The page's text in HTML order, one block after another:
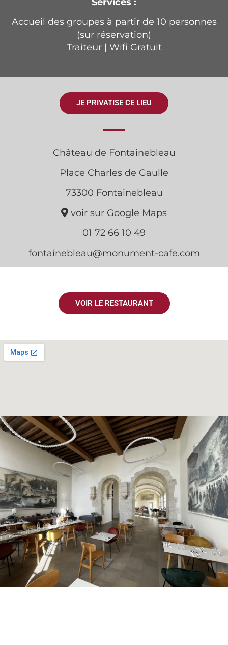
Accueil des groupes à partir de 10 personnes
(sur réservation)
Traiteur | Wifi Gratuit
JE PRIVATISE CE LIEU
Château de Fontainebleau
Place Charles de Gaulle
73300 Fontainebleau
voir sur Google Maps
01 72 66 10 49
fontainebleau@monument-cafe.com
VOIR LE RESTAURANT